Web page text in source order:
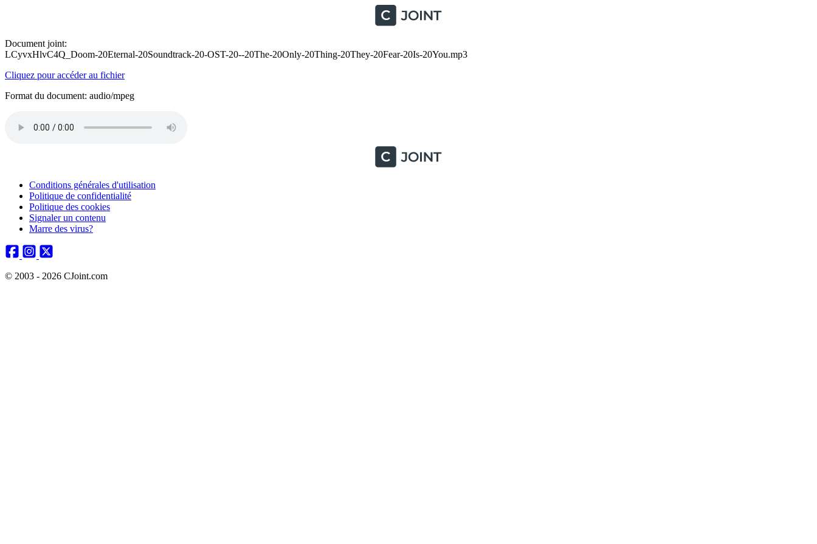
Document joint:
LCyvxHlvC4Q_Doom-20Eternal-20Soundtrack-20-OST-20--20The-20Only-20Thing-20They-20Fear-20Is-20You.mp3
Cliquez pour accéder au fichier
Format du document: audio/mpeg
Conditions générales d'utilisation
Politique de confidentialité
Politique des cookies
Signaler un contenu
Marre des virus?
© 2003 - 2026 CJoint.com